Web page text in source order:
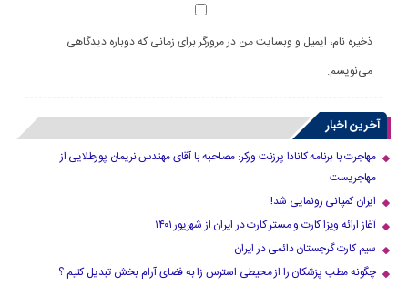
ذخیره نام، ایمیل و وبسایت من در مرورگر برای زمانی که دوباره دیدگاهی
می‌نویسم.
آخرین اخبار
مهاجرت با برنامه کانادا پرزنت ورکر: مصاحبه با آقای مهندس نریمان پورطلایی از
مهاجریست
ایران کمپانی رونمایی شد!
آغاز ارائه ویزا کارت و مستر کارت در ایران از شهریور ۱۴۰۱
سیم کارت گرجستان دائمی در ایران
چگونه مطب پزشکان را از محیطی استرس زا به فضای آرام بخش تبدیل کنیم ؟